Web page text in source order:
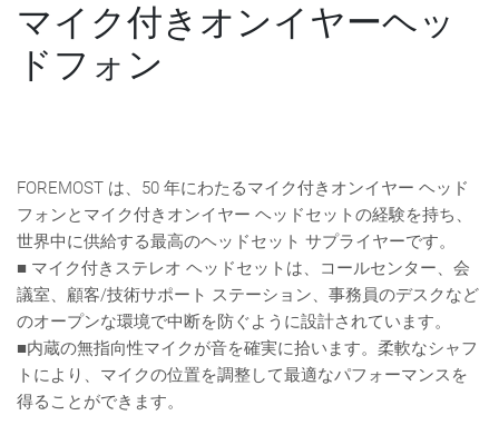
マイク付きオンイヤーヘッ
ドフォン
FOREMOST は、50 年にわたるマイク付きオンイヤー ヘッド
フォンとマイク付きオンイヤー ヘッドセットの経験を持ち、
世界中に供給する最高のヘッドセット サプライヤーです。
■ マイク付きステレオ ヘッドセットは、コールセンター、会
議室、顧客/技術サポート ステーション、事務員のデスクなど
のオープンな環境で中断を防ぐように設計されています。
■内蔵の無指向性マイクが音を確実に拾います。柔軟なシャフ
トにより、マイクの位置を調整して最適なパフォーマンスを
得ることができます。